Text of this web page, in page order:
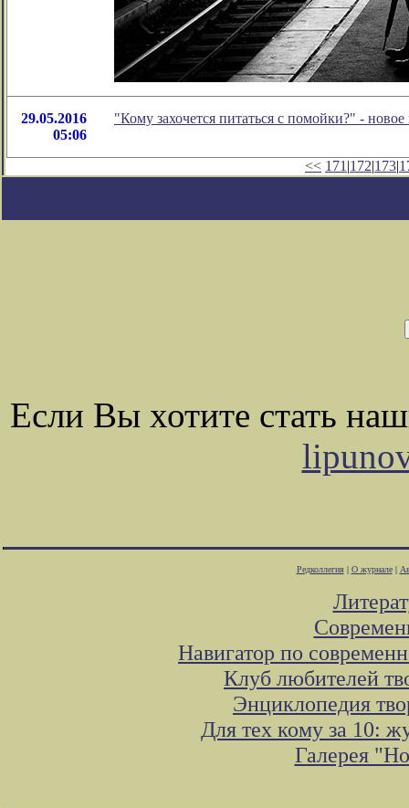
29.05.2016
05:06
"Кому захочется питаться с помойки?" -
<< 171 |172|173|
Если Вы хотите стать
Редколлегия| О журнале|
Навигатор по
Клуб любителей
Энциклопедия
Для тех кому за 10:
Галерея